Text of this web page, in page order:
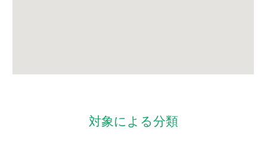
対象による分類